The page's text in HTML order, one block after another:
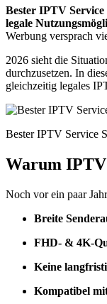
Bester IPTV Service
legale
Werbung versprach
2026 sieht die
durchzusetzen. In
gleichzeitig legales
Bester IPTV Service
Warum IPTV
Noch vor ein paar
Breite
FHD- & 4K-
Keine
Kompatibel